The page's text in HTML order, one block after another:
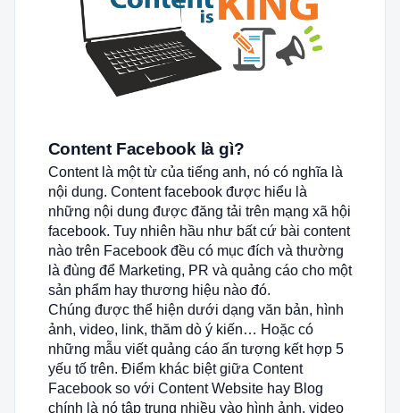
Content Facebook là gì?
Content là một từ của tiếng anh, nó có nghĩa là
nội dung. Content facebook được hiểu là
những nội dung được đăng tải trên mạng xã hội
facebook. Tuy nhiên hầu như bất cứ bài content
nào trên Facebook đều có mục đích và thường
là đùng để Marketing, PR và quảng cáo cho một
sản phẩm hay thương hiệu nào đó.
Chúng được thể hiện dưới dạng văn bản, hình
ảnh, video, link, thăm dò ý kiến… Hoặc có
những mẫu viết quảng cáo ấn tượng kết hợp 5
yếu tố trên. Điểm khác biệt giữa Content
Facebook so với Content Website hay Blog
chính là nó tập trung nhiều vào hình ảnh, video